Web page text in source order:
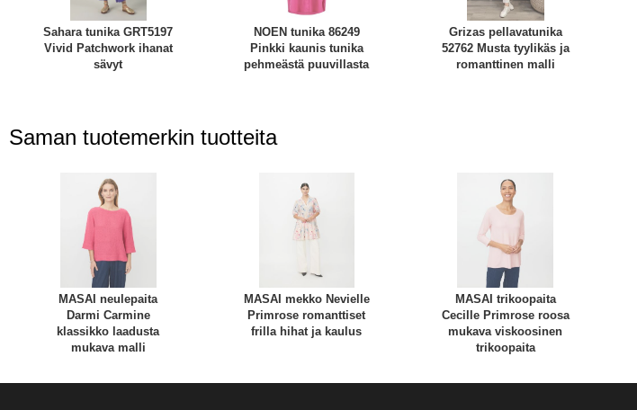
Sahara tunika GRT5197
Vivid Patchwork ihanat
sävyt
NOEN tunika 86249
Pinkki kaunis tunika
pehmeästä puuvillasta
Grizas pellavatunika
52762 Musta tyylikäs ja
romanttinen malli
Saman tuotemerkin tuotteita
MASAI neulepaita
Darmi Carmine
klassikko laadusta
mukava malli
MASAI mekko Nevielle
Primrose romanttiset
frilla hihat ja kaulus
MASAI trikoopaita
Cecille Primrose roosa
mukava viskoosinen
trikoopaita